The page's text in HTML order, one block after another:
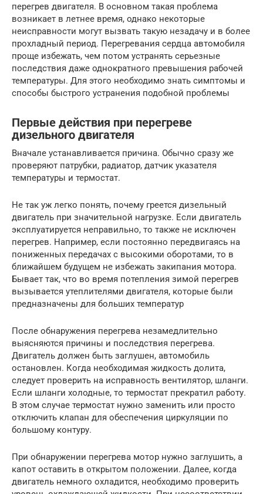
перегрев двигателя. В основном такая проблема
возникает в летнее время, однако некоторые
неисправности могут вызвать такую незадачу и в более
прохладный период. Перегревания сердца автомобиля
проще избежать, чем потом устранять серьезные
последствия даже однократного превышения рабочей
температуры. Для этого необходимо знать симптомы и
способы быстрого устранения подобной проблемы
Первые действия при перегреве
дизельного двигателя
Вначале устанавливается причина. Обычно сразу же
проверяют патрубки, радиатор, датчик указателя
температуры и термостат.
Не так уж легко понять, почему греется дизельный
двигатель при значительной нагрузке. Если двигатель
эксплуатируется неправильно, то также не исключен
перегрев. Например, если постоянно передвигаясь на
пониженных передачах с высокими оборотами, то в
ближайшем будущем не избежать закипания мотора.
Бывает так, что во время потепления зимой перегрев
вызывается утеплителями двигателя, которые были
предназначены для больших температур
После обнаружения перегрева незамедлительно
выясняются причины и последствия перегрева.
Двигатель должен быть заглушен, автомобиль
остановлен. Когда необходимая жидкость долита,
следует проверить на исправность вентилятор, шланги.
Если шланги холодные, то термостат прекратил работу.
В этом случае термостат нужно заменить или просто
отключить клапан для обеспечения циркуляции по
большому контуру.
При обнаружении перегрева мотор нужно заглушить, а
капот оставить в открытом положении. Далее, когда
двигатель немного охладится, необходимо проверить